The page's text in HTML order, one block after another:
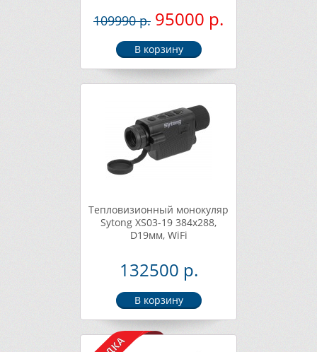
109990 р. 95000 р.
Тепловизионный монокуляр
Sytong XS03-19 384х288,
D19мм, WiFi
132500 р.